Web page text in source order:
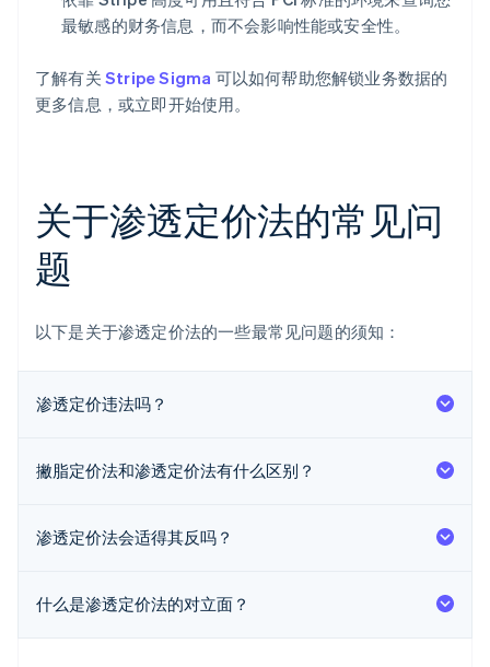
最敏感的财务信息，而不会影响性能或安全性。
了解有关 Stripe Sigma 可以如何帮助您解锁业务数据的
更多信息，或立即开始使用。
关于渗透定价法的常见问
题
以下是关于渗透定价法的一些最常见问题的须知：
渗透定价违法吗？
撇脂定价法和渗透定价法有什么区别？
渗透定价法会适得其反吗？
什么是渗透定价法的对立面？
English
爱尔兰
English
奥地利
澳大利亚
English
Português English
保加利亚
English